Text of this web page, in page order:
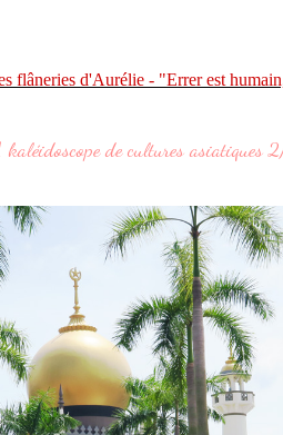
de cultures asiatiques